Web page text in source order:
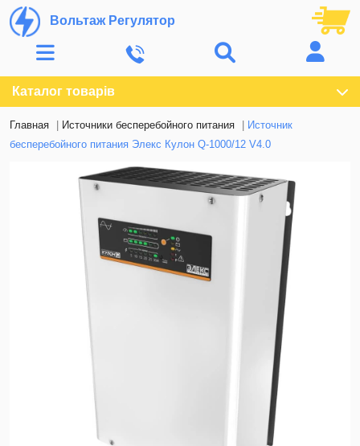
Вольтаж Регулятор
Каталог товарів
Главная Источники бесперебойного питания
Источник
бесперебойного питания Элекс Кулон Q-1000/12 V4.0